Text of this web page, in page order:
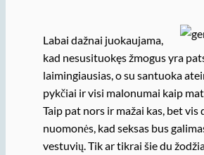
Labai dažnai juokaujama,
kad nesusituokęs žmogus yra
laimingiausias, o su santuoka
pykčiai ir visi malonumai kaip
Taip pat nors ir mažai kas, bet vis
nuomonės, kad seksas bus
vestuvių. Tik ar tikrai šie du